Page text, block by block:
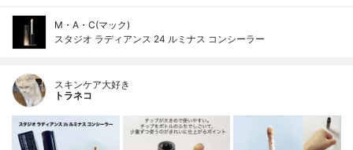
M・A・C(マック)
スタジオ ラディアンス 24 ルミナス コンシーラー
スキンケア大好き
トラネコ